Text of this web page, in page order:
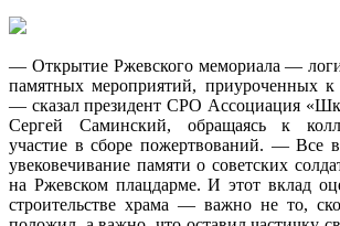
— Открытие Ржевского мемориала —
памятных мероприятий, приуроченных
— сказал президент СРО Ассоциация
Сергей Саминский, обращаясь к
участие в сборе пожертвований. — Все
увековечивание памяти о советских
на Ржевском плацдарме. И этот вклад
строительстве храма — важно не то,